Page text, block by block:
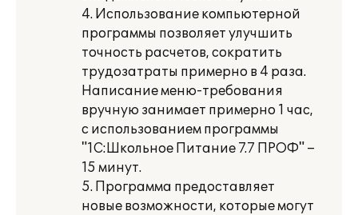
4. Использование компьютерной
программы позволяет улучшить
точность расчетов, сократить
трудозатраты примерно в 4 раза.
Написание меню-требования
вручную занимает примерно 1 час,
с использованием программы
"1С:Школьное Питание 7.7 ПРОФ" –
15 минут.
5. Программа предоставляет
новые возможности, которые могут